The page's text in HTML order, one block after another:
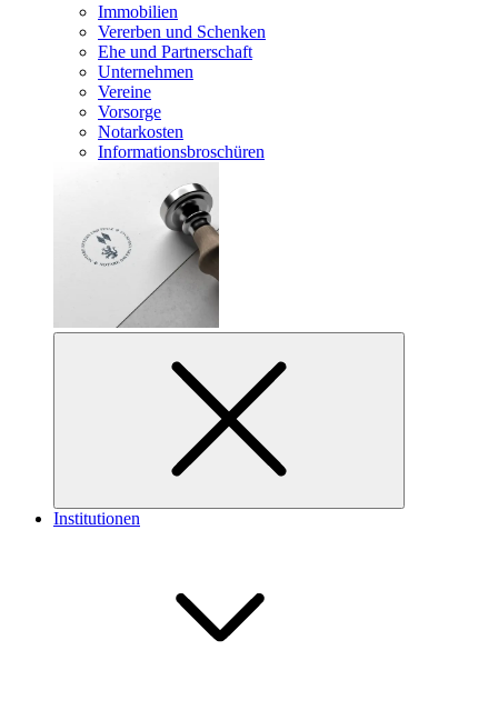
Immobilien
Vererben und Schenken
Ehe und Partnerschaft
Unternehmen
Vereine
Vorsorge
Notarkosten
Informationsbroschüren
Institutionen